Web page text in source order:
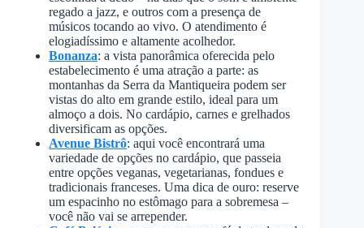
regado a jazz, e outros com a presença de
músicos tocando ao vivo. O atendimento é
elogiadíssimo e altamente acolhedor.
Bonanza: a vista panorâmica oferecida pelo
estabelecimento é uma atração a parte: as
montanhas da Serra da Mantiqueira podem ser
vistas do alto em grande estilo, ideal para um
almoço a dois. No cardápio, carnes e grelhados
diversificam as opções.
Avenue Bistrô: aqui você encontrará uma
variedade de opções no cardápio, que passeia
entre opções veganas, vegetarianas, fondues e
tradicionais franceses. Uma dica de ouro: reserve
um espacinho no estômago para a sobremesa –
você não vai se arrepender.